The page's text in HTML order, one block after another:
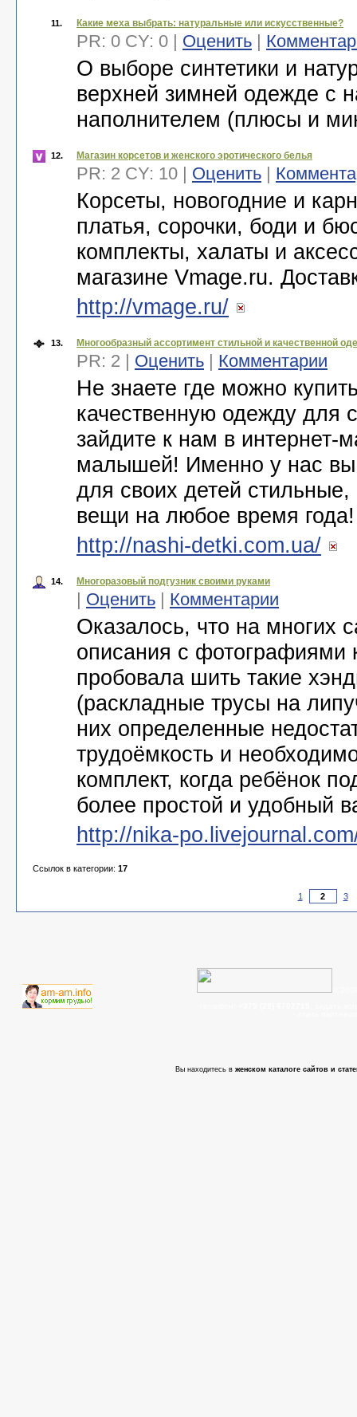
11. Какие меха выбрать: натуральные или искусственные?
PR: 0 CY: 0 | Оценить |
О выборе синтетики и
верхней зимней одежде с
наполнителем (плюсы и
12. Магазин корсетов и женского эротического белья
PR: 2 CY: 10 | Оценить |
Корсеты, новогодние и
платья, сорочки, боди и
комплекты, халаты и
магазине Vmage.ru.
http://vmage.ru/
13. Многообразный ассортимент стильной и качественной
PR: 2 | Оценить | Комментарии
Не знаете где можно
качественную одежду для
зайдите к нам в интернет-
малышей! Именно у нас вы
для своих детей
вещи на любое время
http://nashi-detki.com.ua/
14. Многоразовый подгузник своими руками
| Оценить | Комментарии
Оказалось, что на многих
описания с фотографиями
пробовала шить такие
(раскладные трусы на
них определенные
трудоёмкость и
комплект, когда ребёнок
более простой и удобный
http://nika-
Ссылок в категории: 17
1 3
Вы находитесь в женском каталоге сайтов и